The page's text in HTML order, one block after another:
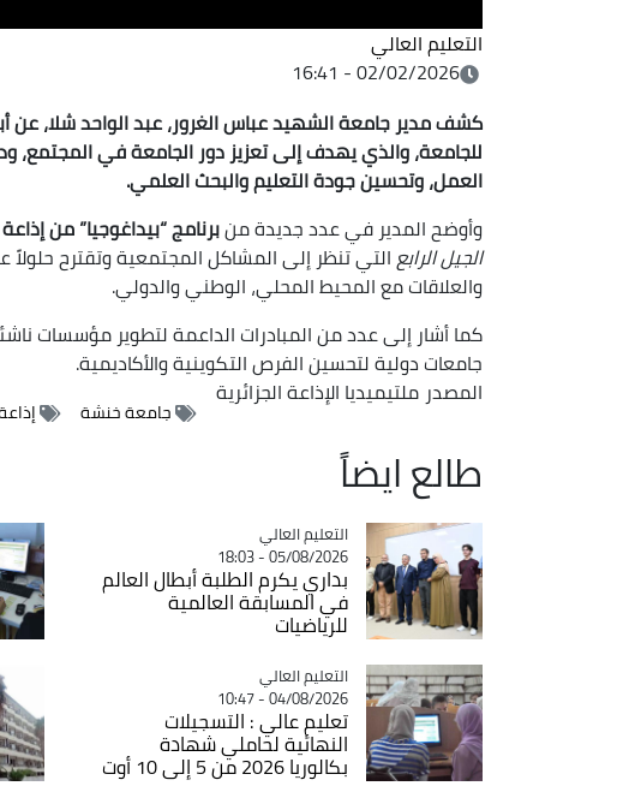
التعليم العالي
02/02/2026 - 16:41
كشف مدير جامعة الشهيد عباس الغرور، عبد الواحد شلا،عن
للجامعة، والذي يهدف إلى تعزيز دور الجامعة في المجتمع،
العمل، وتحسين جودة التعليم والبحث العلمي.
وأوضح المدير في عدد جديدةمنبرنامج “بيداغوجيا” من
الجيل الرابعالتي تنظر إلى المشاكل المجتمعية وتقترح حلولاً
والعلاقات مع المحيط المحلي، الوطني والدولي.
كما أشار إلى عدد من المبادرات الداعمة لتطوير مؤسسات
جامعات دولية لتحسين الفرص التكوينية والأكاديمية.
المصدر ملتيميديا الإذاعة الجزائرية
جامعة خنشة
طالع ايضاً
Catégorie
التعليم العالي
05/08/2026 - 18:03
بداري يكرم الطلبة أبطال العالم
في المسابقة العالمية
للرياضيات
Catégorie
التعليم العالي
04/08/2026 - 10:47
تعليم عالي : التسجيلات
النهائية لحاملي شهادة
بكالوريا 2026 من 5 إلى 10 أوت